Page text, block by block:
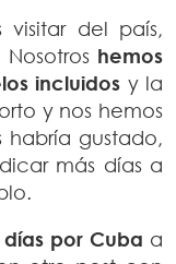
del país,
hemos
incluidos y la
y nos hemos
gustado,
más días a
por Cuba a